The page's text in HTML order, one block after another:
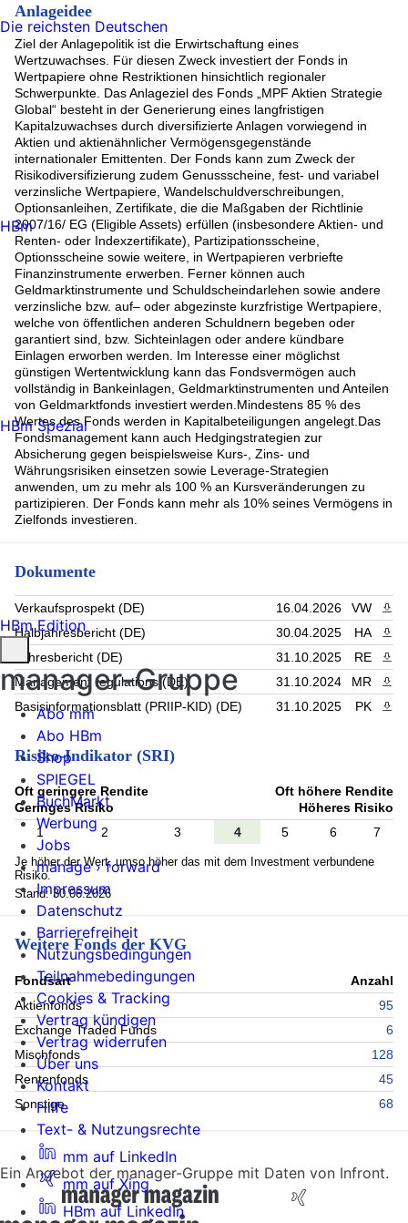
Bankguthaben (1.54%)
ALIBABA GROUP HOLDING-SP ADR (1.5%)
Occidental Petroleum (1.44%)
PALO ALTO NETWORKS INC (1.4%)
Rest (32.51%)
Anlageidee
Ziel der Anlagepolitik ist die Erwirtschaftung eines
Wertzuwachses. Für diesen Zweck investiert der Fonds in
Wertpapiere ohne Restriktionen hinsichtlich regionaler
Schwerpunkte. Das Anlageziel des Fonds „MPF Aktien Strategie
Global“ besteht in der Generierung eines langfristigen
Kapitalzuwachses durch diversifizierte Anlagen vorwiegend in
Aktien und aktienähnlicher Vermögensgegenstände
internationaler Emittenten. Der Fonds kann zum Zweck der
Risikodiversifizierung zudem Genussscheine, fest- und variabel
verzinsliche Wertpapiere, Wandelschuldverschreibungen,
Optionsanleihen, Zertifikate, die die Maßgaben der Richtlinie
2007/16/ EG (Eligible Assets) erfüllen (insbesondere Aktien- und
Renten- oder Indexzertifikate), Partizipationsscheine,
Optionsscheine sowie weitere, in Wertpapieren verbriefte
Finanzinstrumente erwerben. Ferner können auch
Geldmarktinstrumente und Schuldscheindarlehen sowie andere
verzinsliche bzw. auf– oder abgezinste kurzfristige Wertpapiere,
welche von öffentlichen anderen Schuldnern begeben oder
garantiert sind, bzw. Sichteinlagen oder andere kündbare
Einlagen erworben werden. Im Interesse einer möglichst
günstigen Wertentwicklung kann das Fondsvermögen auch
vollständig in Bankeinlagen, Geldmarktinstrumenten und Anteilen
von Geldmarktfonds investiert werden.Mindestens 85 % des
Wertes des Fonds werden in Kapitalbeteiligungen angelegt.Das
Fondsmanagement kann auch Hedgingstrategien zur
Absicherung gegen beispielsweise Kurs-, Zins- und
Währungsrisiken einsetzen sowie Leverage-Strategien
anwenden, um zu mehr als 100 % an Kursveränderungen zu
partizipieren. Der Fonds kann mehr als 10% seines Vermögens in
Zielfonds investieren.
Dokumente
Verkaufsprospekt (DE) 16.04.2026 VW
Halbjahresbericht (DE)
30.04.2025 HA
Jahresbericht (DE)
31.10.2025 RE
Management regulations (DE)
31.10.2024 MR
Basisinformationsblatt (PRIIP-KID) (DE)
31.10.2025 PK
Risiko-Indikator (SRI)
Oft geringere Rendite
Geringes Risiko
Oft höhere Rendite
Höheres Risiko
1
2 3 4 5 6 7
Je höher der Wert, umso höher das mit dem Investment verbundene
Risiko.
Stand: 30.06.2026
Weitere Fonds der KVG
Fondsart
Anzahl
Aktienfonds
95
Exchange Traded Funds
6
Mischfonds
128
Rentenfonds
45
Sonstige
68
Ein Angebot der manager-Gruppe mit Daten von Infront.
Die reichsten Deutschen
HBm
HBm Spezial
HBm Edition
manager-Gruppe
Abo mm
Abo HBm
Shop
SPIEGEL
BuchMarkt
Werbung
Jobs
manage › forward
Impressum
Datenschutz
Barrierefreiheit
Nutzungsbedingungen
Teilnahmebedingungen
Cookies & Tracking
Vertrag kündigen
Vertrag widerrufen
Über uns
Kontakt
Hilfe
Text- & Nutzungsrechte
mm auf LinkedIn
mm auf Xing
HBm auf LinkedIn